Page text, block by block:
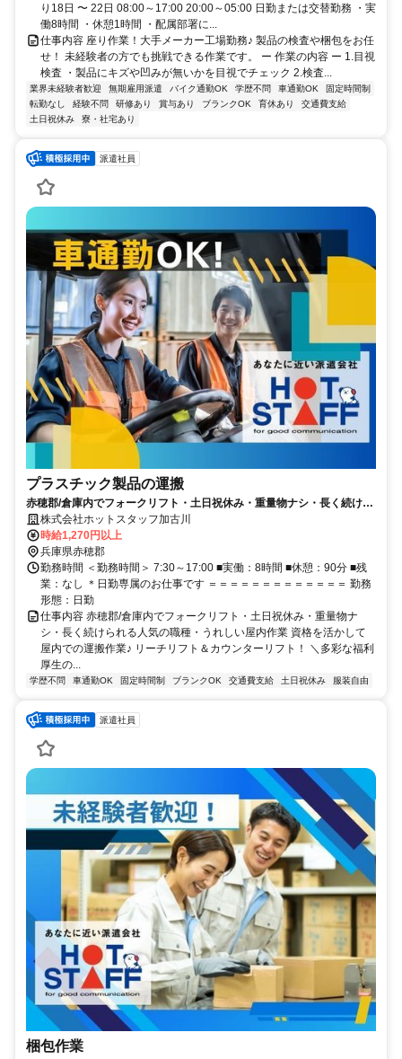
り18日 〜 22日 08:00～17:00 20:00～05:00 日勤または交替勤務 ・実
働8時間 ・休憩1時間 ・配属部署に...
仕事内容 座り作業！大手メーカー工場勤務♪ 製品の検査や梱包をお任
せ！ 未経験者の方でも挑戦できる作業です。 ー 作業の内容 ー 1.目視
検査 ・製品にキズや凹みが無いかを目視でチェック 2.検査...
業界未経験者歓迎 無期雇用派遣 バイク通勤OK 学歴不問 車通勤OK
固定時間制
転勤なし
経験不問 研修あり 賞与あり ブランクOK 育休あり
交通費支給
土日祝休み
寮・社宅あり
派遣社員
プラスチック製品の運搬
赤穂郡/倉庫内でフォークリフト・土日祝休み・重量物ナシ・長く続けら
れる人気の職種・うれしい屋内作業
株式会社ホットスタッフ加古川
時給1,270円以上
兵庫県赤穂郡
勤務時間 ＜勤務時間＞ 7:30～17:00 ■実働：8時間 ■休憩：90分 ■残
業：なし ＊日勤専属のお仕事です ＝＝＝＝＝＝＝＝＝＝＝＝＝ 勤務
形態：日勤
仕事内容 赤穂郡/倉庫内でフォークリフト・土日祝休み・重量物ナ
シ・長く続けられる人気の職種・うれしい屋内作業 資格を活かして
屋内での運搬作業♪ リーチリフト＆カウンターリフト！ ＼多彩な福利
厚生の...
学歴不問 車通勤OK 固定時間制 ブランクOK 交通費支給 土日祝休み 服装自由
派遣社員
梱包作業